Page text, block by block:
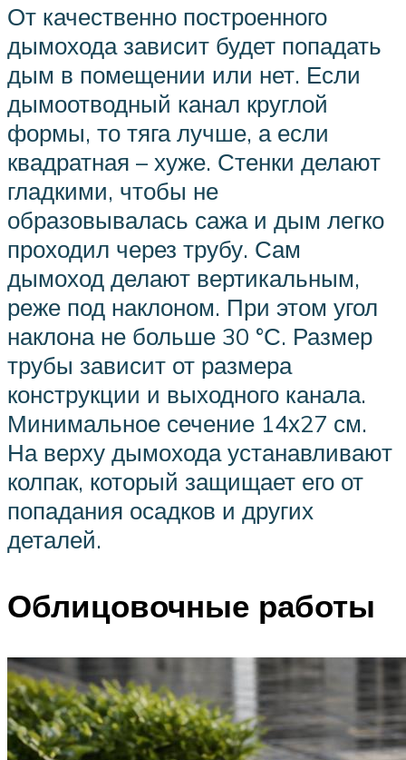
От качественно построенного
дымохода зависит будет попадать
дым в помещении или нет. Если
дымоотводный канал круглой
формы, то тяга лучше, а если
квадратная – хуже. Стенки делают
гладкими, чтобы не
образовывалась сажа и дым легко
проходил через трубу. Сам
дымоход делают вертикальным,
реже под наклоном. При этом угол
наклона не больше 30 °С. Размер
трубы зависит от размера
конструкции и выходного канала.
Минимальное сечение 14х27 см.
На верху дымохода устанавливают
колпак, который защищает его от
попадания осадков и других
деталей.
Облицовочные работы